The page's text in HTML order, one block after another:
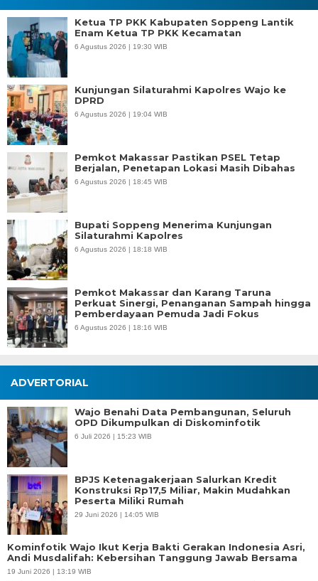
Ketua TP PKK Kabupaten Soppeng Lantik
Enam Ketua TP PKK Kecamatan
6 Agustus 2026 | 19:30 WIB
Kunjungan Silaturahmi Kapolres Wajo ke
DPRD
6 Agustus 2026 | 19:04 WIB
Pemkot Makassar Pastikan PSEL Tetap
Berjalan, Penetapan Lokasi Masih Dibahas
6 Agustus 2026 | 18:45 WIB
Bupati Soppeng Menerima Kunjungan
Silaturahmi Kapolres
6 Agustus 2026 | 18:18 WIB
Pemkot Makassar dan Karang Taruna
Perkuat Sinergi, Penanganan Sampah hingga
Pemberdayaan Pemuda Jadi Fokus
6 Agustus 2026 | 18:16 WIB
ADVERTORIAL
Wajo Benahi Data Pembangunan, Seluruh
OPD Dikumpulkan di Diskominfotik
6 Juli 2026 | 15:23 WIB
BPJS Ketenagakerjaan Salurkan Kredit
Konstruksi Rp17,5 Miliar, Makin Mudahkan
Peserta Miliki Rumah
29 Juni 2026 | 14:05 WIB
Kominfotik Wajo Ikut Kerja Bakti Gerakan Indonesia Asri,
Andi Musdalifah: Kebersihan Tanggung Jawab Bersama
19 Juni 2026 | 13:19 WIB